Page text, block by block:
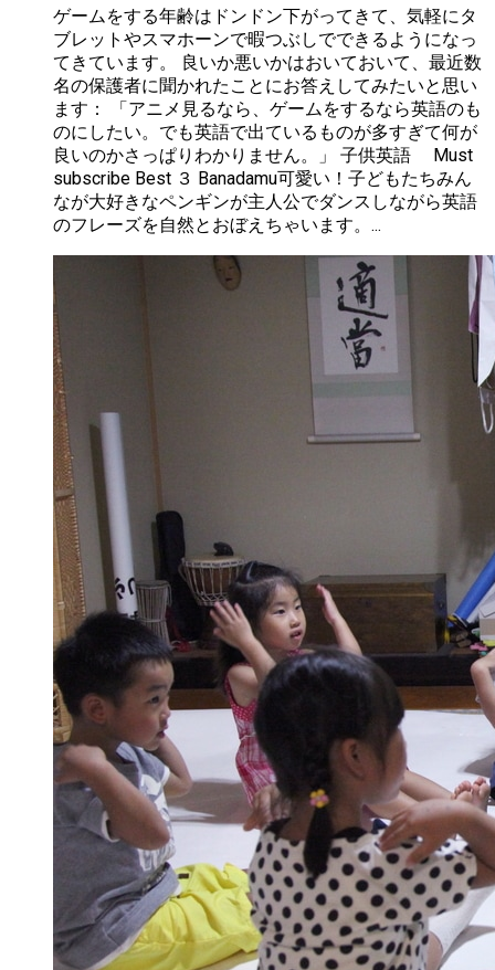
ゲームをする年齢はドンドン下がってきて、気軽にタ
ブレットやスマホーンで暇つぶしでできるようになっ
てきています。 良いか悪いかはおいておいて、最近数
名の保護者に聞かれたことにお答えしてみたいと思い
ます： 「アニメ見るなら、ゲームをするなら英語のも
のにしたい。でも英語で出ているものが多すぎて何が
良いのかさっぱりわかりません。」 子供英語 Must
subscribe Best ３ Banadamu可愛い！子どもたちみん
なが大好きなペンギンが主人公でダンスしながら英語
のフレーズを自然とおぼえちゃいます。...